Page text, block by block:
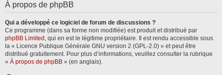
À propos de phpBB
Qui a développé ce logiciel de forum de discussions ?
Ce programme (dans sa forme non modifiée) est produit et distribué par
phpBB Limited , qui en est le légitime propriétaire. Il est rendu accessible sous
la « Licence Publique Générale GNU version 2 (GPL-2.0) » et peut être
distribué gratuitement. Pour plus d’informations, veuillez consulter la rubrique
« À propos de phpBB » (en anglais).